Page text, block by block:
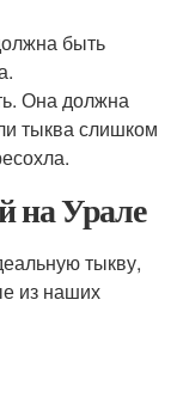
быть
Она должна
тыква слишком
на Урале
тыкву,
из наших